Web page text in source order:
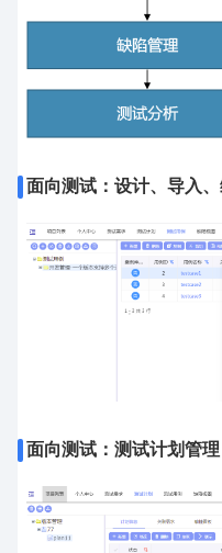
面向测试：设计、导入
面向测试：测试计划管理